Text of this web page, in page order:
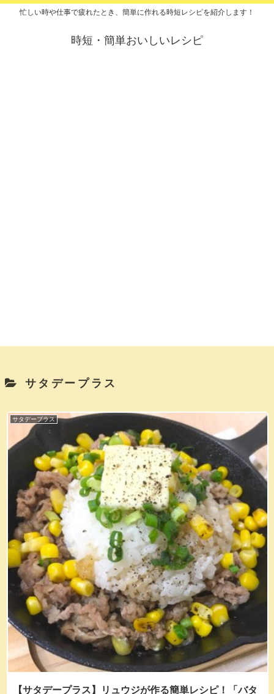
忙しい時や仕事で疲れたとき、簡単に作れる時短レシピを紹介します！
時短・簡単おいしいレシピ
サタデープラス
サタデープラス
【サタデープラス】リュウジが作る簡単レシピ！「バタ